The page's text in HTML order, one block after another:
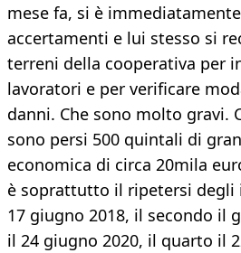
mese fa, si è
accertamenti e lui stesso si
terreni della cooperativa per
lavoratori e per verificare
danni. Che sono molto gravi.
sono persi 500 quintali di
economica di circa 20mila
è soprattutto il ripetersi degli
17 giugno 2018, il secondo il
il 24 giugno 2020, il quarto il